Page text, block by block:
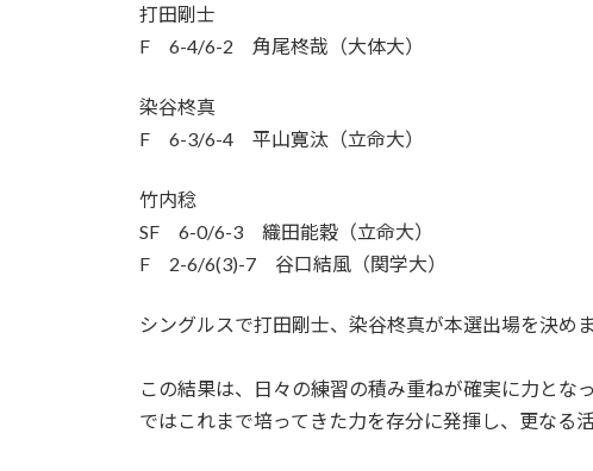
打田剛士
F 6-4/6-2 角尾柊哉（大体大）
染谷柊真
F 6-3/6-4 平山寛汰（立命大）
竹内稔
SF 6-0/6-3 織田能穀（立命大）
F 2-6/6(3)-7 谷口結風（関学大）
シングルスで打田剛士、染谷柊真が本選出場を決め
この結果は、日々の練習の積み重ねが確実に力とな
ではこれまで培ってきた力を存分に発揮し、更なる